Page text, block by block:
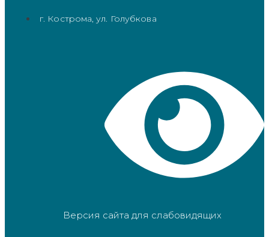
г. Кострома, ул. Голубкова
Версия сайта для слабовидящих